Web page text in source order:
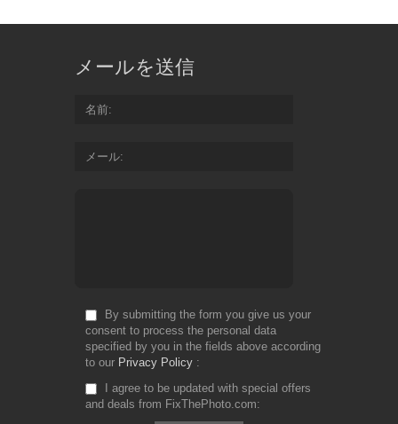
メールを送信
名前
メール
By submitting the form you give us your
consent to process the personal data
specified by you in the fields above according
to our Privacy Policy
I agree to be updated with special offers
and deals from FixThePhoto.com